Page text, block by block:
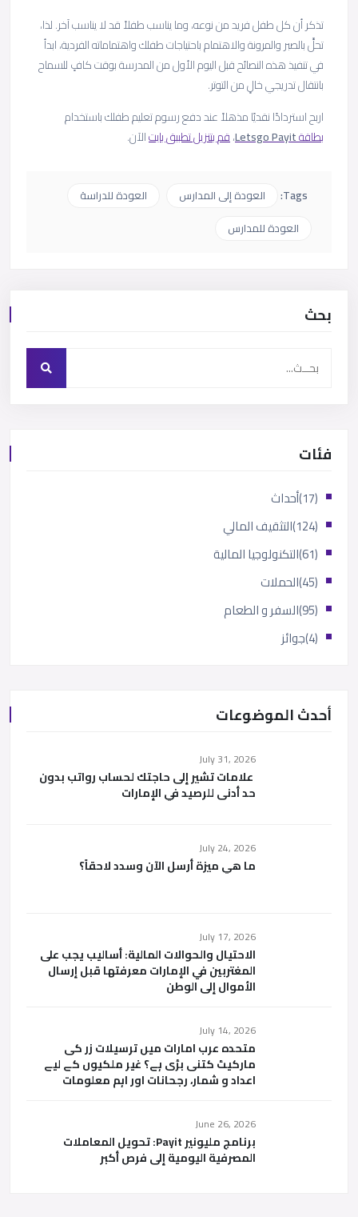
تذكر أن كل طفل فريد من نوعه، وما يناسب طفلاً قد لا يناسب آخر. لذا،
تحلَّ بالصبر والمرونة والاهتمام باحتياجات طفلك واهتماماته الفردية، ابدأ
في تنفيذ هذه النصائح قبل اليوم الأول من المدرسة بوقت كافٍ للسماح
بانتقال تدريجي خالٍ من التوتر.
اربح استردادًا نقديًا مذهلاً عند دفع رسوم تعليم طفلك باستخدام
بطاقة
LetsgoPayit ،قم بتنزيل تطبيق بايتالآن.
Tags: العودة إلى المدارس
العودة للدراسة
العودة للمدارس
بحث
فئات
أحداث
(17)
التثقيف المالي
(124)
التكنولوجيا المالية
(61)
الحملات
(45)
السفر و الطعام
(95)
جوائز (4)
أحدث الموضوعات
July 31, 2026
علامات تشير إلى حاجتك لحساب رواتب بدون
حد أدنى للرصيد في الإمارات
July 24, 2026
ما هي ميزة أرسل الآن وسدد لاحقاً؟
July 17, 2026
الاحتيال والحوالات المالية: أساليب يجب على
المغتربين في الإمارات معرفتها قبل إرسال
الأموال إلى الوطن
July 14, 2026
متحدہ عرب امارات میں ترسیلات زر کی
مارکیٹ کتنی بڑی ہے؟ غیر ملکیوں کے لیے
اعداد و شمار، رجحانات اور اہم معلومات
June 26, 2026
برنامج مليونير Payit: تحويل المعاملات
المصرفية اليومية إلى فرص أكبر